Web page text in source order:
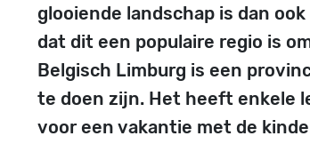
glooiende landschap is dan
dat dit een populaire regio is
Belgisch Limburg is een
te doen zijn. Het heeft enkele
voor een vakantie met de